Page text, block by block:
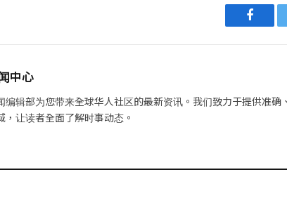
中心
编辑部为您带来全球华人社区的最新资讯。我们致力于提供准
，让读者全面了解时事动态。